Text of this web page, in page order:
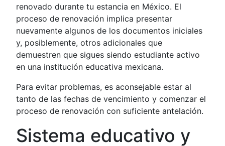
renovado durante tu estancia en México. El
proceso de renovación implica presentar
nuevamente algunos de los documentos iniciales
y, posiblemente, otros adicionales que
demuestren que sigues siendo estudiante activo
en una institución educativa mexicana.
Para evitar problemas, es aconsejable estar al
tanto de las fechas de vencimiento y comenzar el
proceso de renovación con suficiente antelación.
Sistema educativo y